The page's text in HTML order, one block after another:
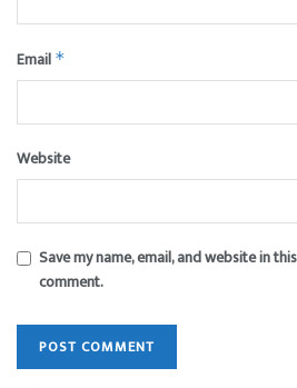
Email *
Website
Save my name, email, and website in
comment.